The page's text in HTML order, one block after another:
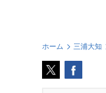
ホーム 三浦大知